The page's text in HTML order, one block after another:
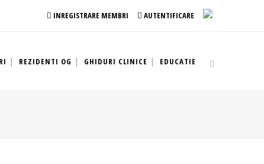
INREGISTRARE MEMBRI AUTENTIFICARE
REZIDENTI OG GHIDURI CLINICE EDUCATIE